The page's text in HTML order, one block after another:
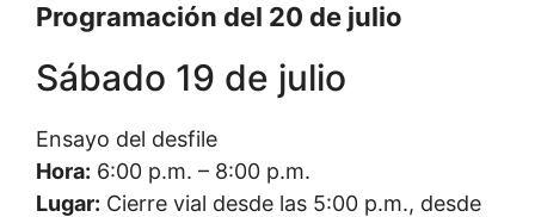
Programación del 20 de julio
Sábado 19 de julio
Ensayo del desfile
Hora: 6:00 p.m. – 8:00 p.m.
Lugar: Cierre vial desde las 5:00 p.m., desde